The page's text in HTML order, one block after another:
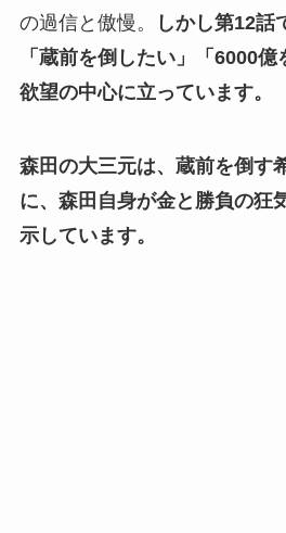
の過信と傲慢。
しかし第12話
「蔵前を倒したい」「6000
欲望の中心に立っています。
森田の大三元は、蔵前を倒す
に、森田自身が金と勝負の狂
示しています。